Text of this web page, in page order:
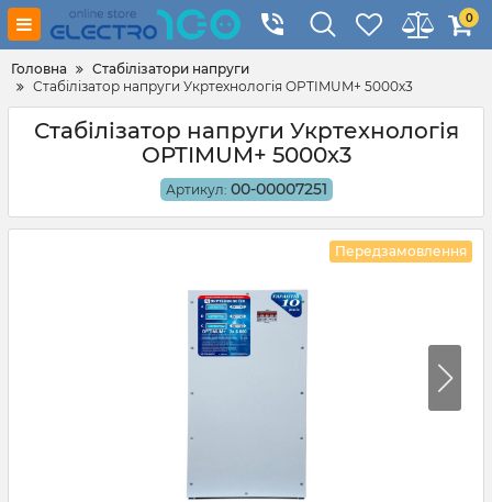
0
Головна
Стабілізатори напруги
Стабілізатор напруги Укртехнологія OPTIMUM+ 5000х3
Стабілізатор напруги Укртехнологія
OPTIMUM+ 5000х3
Артикул: 00-00007251
Передзамовлення